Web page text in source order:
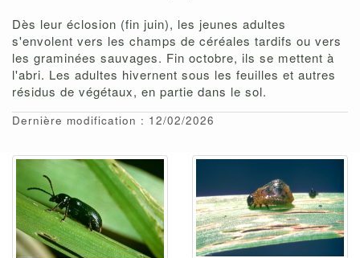
Dès leur éclosion (fin juin), les jeunes adultes
s'envolent vers les champs de céréales tardifs ou vers
les graminées sauvages. Fin octobre, ils se mettent à
l'abri. Les adultes hivernent sous les feuilles et autres
résidus de végétaux, en partie dans le sol.
Dernière modification : 12/02/2026